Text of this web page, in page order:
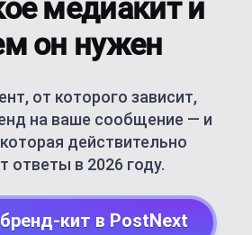
медиакит и
он нужен
от которого зависит,
на ваше сообщение — и
действительно
ответы в 2026 году.
кит в PostNext